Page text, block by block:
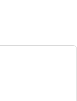
de rechterkant
van het model